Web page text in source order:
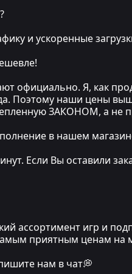
и ускоренные
официально. Я, как
Поэтому наши цены
ЗАКОНОМ, а не
в нашем
Если Вы оставили
ассортимент игр и
приятным ценам на
нам в чат💭